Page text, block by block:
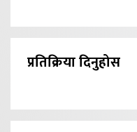
प्रतिक्रिया दिनुहोस